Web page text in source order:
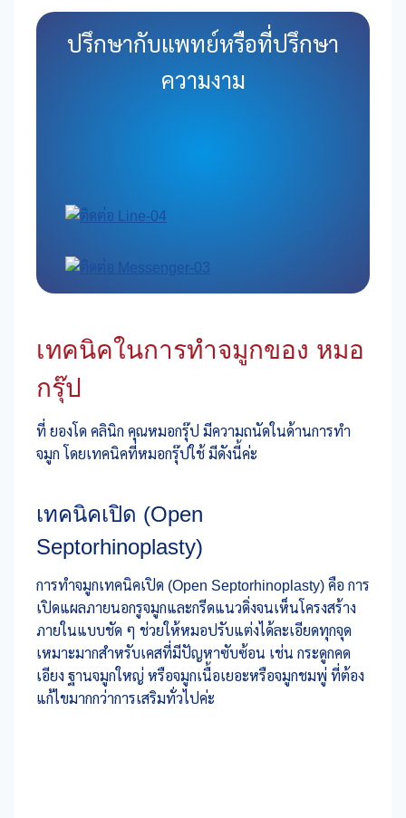
ปรึกษากับแพทย์หรือที่ปรึกษา
ความงาม
เทคนิคในการทำจมูกของ หมอ
กรุ๊ป
ที่ ยองโด คลินิก คุณหมอกรุ๊ป มีความถนัดในด้านการทำ
จมูก โดยเทคนิคที่หมอกรุ๊ปใช้ มีดังนี้ค่ะ
เทคนิคเปิด (Open
Septorhinoplasty)
การทำจมูกเทคนิคเปิด (Open Septorhinoplasty) คือ การ
เปิดแผลภายนอกรูจมูกและกรีดแนวดิ่งจนเห็นโครงสร้าง
ภายในแบบชัด ๆ ช่วยให้หมอปรับแต่งได้ละเอียดทุกจุด
เหมาะมากสำหรับเคสที่มีปัญหาซับซ้อน เช่น กระดูกคด
เอียง ฐานจมูกใหญ่ หรือจมูกเนื้อเยอะหรือจมูกชมพู่ ที่ต้อง
แก้ไขมากกว่าการเสริมทั่วไปค่ะ